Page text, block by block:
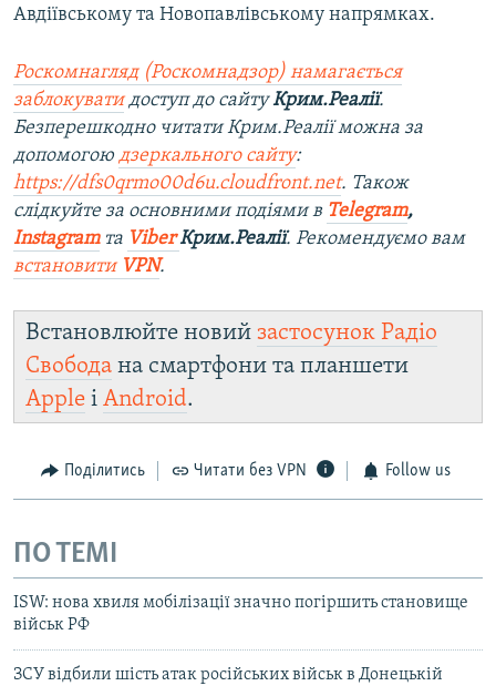
Авдіївському та Новопавлівському напрямках.
Роскомнагляд (Роскомнадзор) намагається
заблокуватидоступ до сайтуКрим.Реалії.
Безперешкодно читати Крим.Реалії можна за
допомогою дзеркального сайту:
https://dfs0qrmo00d6u.cloudfront.net. Також
слідкуйте за основними подіями в Telegram,
Instagramта ViberКрим.Реалії. Рекомендуємо вам
встановити VPN.
Встановлюйте новий застосунок Радіо
Свобода на смартфони та планшети
Apple і Android.
Поділитись Читати без VPN Follow us
ПО ТЕМІ
ISW: нова хвиля мобілізації значно погіршить становище
військ РФ
ЗСУ відбили шість атак російських військ в Донецькій